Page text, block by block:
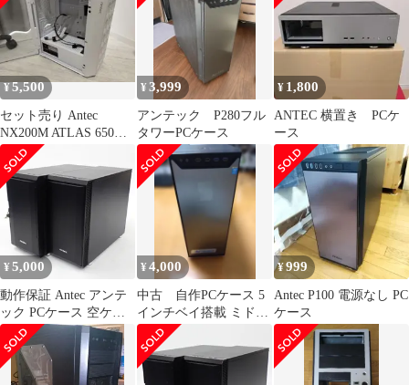
¥5,500
セット売り Antec
NX200M ATLAS 650W
PCケース
¥3,999
アンテック P280フル
タワーPCケース
¥ 1,800
ANTEC 横置き PCケ
ース
¥5,000
動作保証 Antec アンテ
ック PCケース 空ケー
ス 2台まとめセット
#16367
¥4,000
中古 自作PCケース 5
インチベイ搭載 ミドル
タワー Antec P280
¥999
Antec P100 電源なし PC
ケース